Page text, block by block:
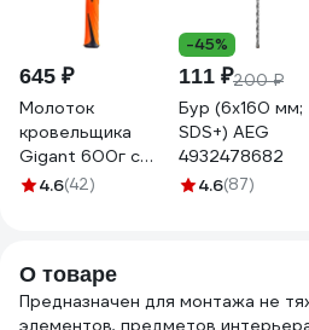
645 ₽
Молоток
кровельщика
Gigant 600г c
фибергласовой
4.6(42)
-45%
111 ₽200 ₽
Бур (6x160 мм;
SDS+) AEG
4932478682
4.6(87)
О товаре
Предназначен для монтажа не
элементов, предметов